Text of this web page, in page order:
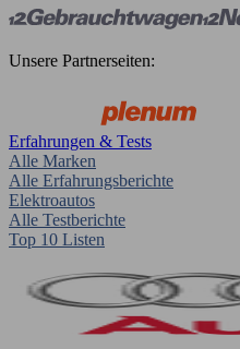
Unsere Partnerseiten:
Erfahrungen & Tests
Alle Marken
Alle Erfahrungsberichte
Elektroautos
Alle Testberichte
Top 10 Listen